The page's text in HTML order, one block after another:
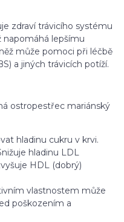
zdraví trávicího systému
napomáhá lepšímu
může pomoci při léčbě
a jiných trávicích potíží.
ostropestřec mariánský
hladinu cukru v krvi.
hladinu LDL
HDL (dobrý)
vlastnostem může
poškozením a